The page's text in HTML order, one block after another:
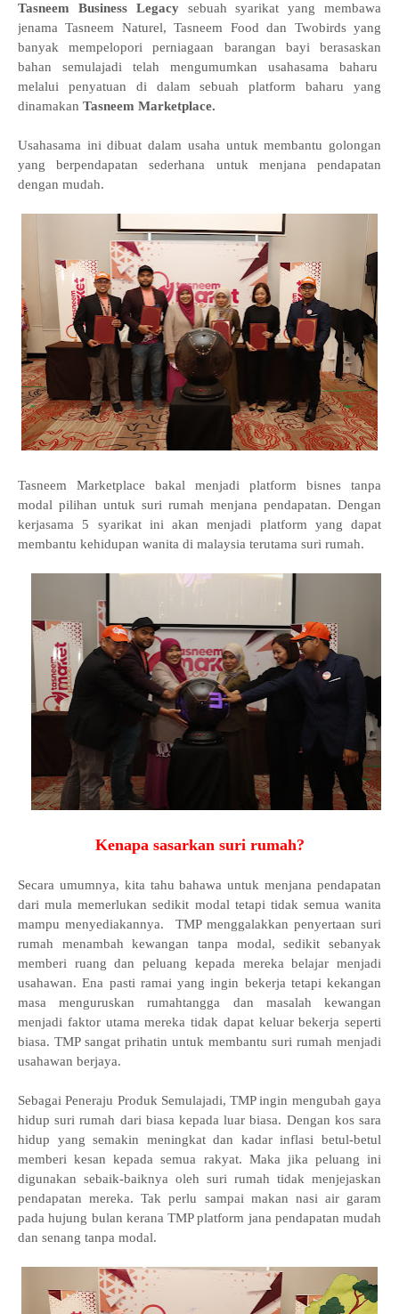
Tasneem Business Legacy sebuah syarikat yang membawa
jenama Tasneem Naturel, Tasneem Food dan Twobirds yang
banyak mempelopori perniagaan barangan bayi berasaskan
bahan semulajadi telah mengumumkan usahasama baharu
melalui penyatuan di dalam sebuah platform baharu yang
dinamakan Tasneem Marketplace.
Usahasama ini dibuat dalam usaha untuk membantu golongan
yang berpendapatan sederhana untuk menjana pendapatan
dengan mudah.
Tasneem Marketplace bakal menjadi platform bisnes tanpa
modal pilihan untuk suri rumah menjana pendapatan. Dengan
kerjasama 5 syarikat ini akan menjadi platform yang dapat
membantu kehidupan wanita di malaysia terutama suri rumah.
Kenapa sasarkan suri rumah?
Secara umumnya, kita tahu bahawa untuk menjana pendapatan
dari mula memerlukan sedikit modal tetapi tidak semua wanita
mampu menyediakannya. TMP menggalakkan penyertaan suri
rumah menambah kewangan tanpa modal, sedikit sebanyak
memberi ruang dan peluang kepada mereka belajar menjadi
usahawan. Ena pasti ramai yang ingin bekerja tetapi kekangan
masa menguruskan rumahtangga dan masalah kewangan
menjadi faktor utama mereka tidak dapat keluar bekerja seperti
biasa. TMP sangat prihatin untuk membantu suri rumah menjadi
usahawan berjaya.
Sebagai Peneraju Produk Semulajadi, TMP ingin mengubah gaya
hidup suri rumah dari biasa kepada luar biasa. Dengan kos sara
hidup yang semakin meningkat dan kadar inflasi betul-betul
memberi kesan kepada semua rakyat. Maka jika peluang ini
digunakan sebaik-baiknya oleh suri rumah tidak menjejaskan
pendapatan mereka. Tak perlu sampai makan nasi air garam
pada hujung bulan kerana TMP platform jana pendapatan mudah
dan senang tanpa modal.